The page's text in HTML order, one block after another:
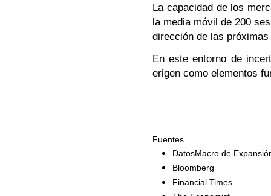
La capacidad de los
la media móvil de 200
dirección de las
En este entorno de
erigen como elementos
Fuentes
DatosMacro de
Bloomberg
Financial Times